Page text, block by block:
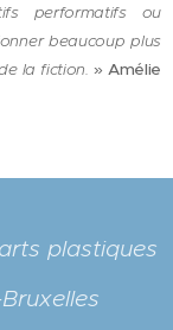
performatifs ou
beaucoup plus
la fiction. » Amélie
plastiques